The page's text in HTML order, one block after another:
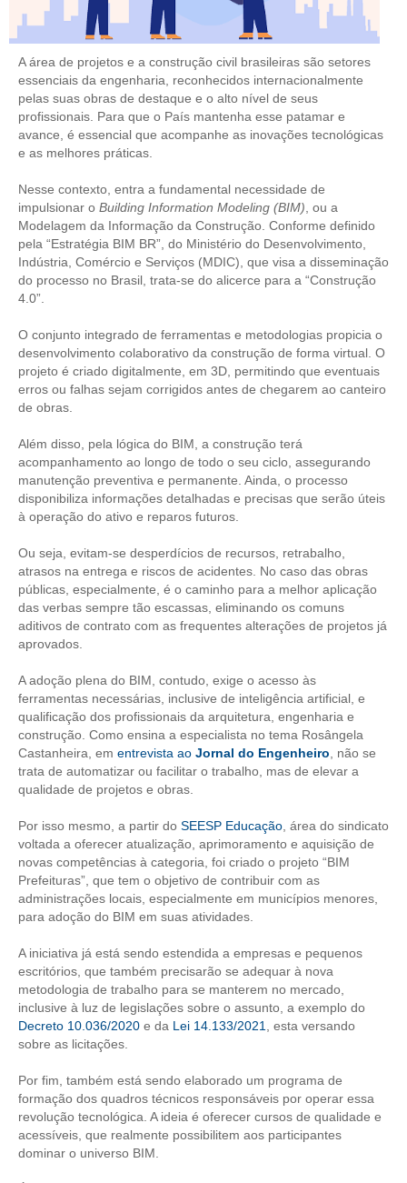
CONTRIBUIÇÃO ASSISTENCIAL
CONTRIBUIÇÃO ASSOCIATIVA OU ANUIDADE DE SÓCIO
CONTRIBUIÇÃO SINDICAL URBANA
REVISÃO DE APOSENTADORIA
FGTS CORREÇÃO
LEGISLAÇÃO
LEI 4.950-A/1966 – PISO SALARIAL
LEI 5.194/1966 – REGULAMENTAÇÃO DA PROFISSÃO
LEI 6.496/1977 – ART
RES 1.002/2002 – CÓDIGO DE ÉTICA
HOMOLOGAÇÕES
PISO SALARIAL
FIQUE POR DENTRO
OPORTUNIDADES
APRESENTAÇÃO
EMPREGO E ESTÁGIO
AUTÔNOMOS E SERVIÇOS
NEWSLETTER
GUIA DAS ENGENHARIAS
CURSOS
ENGENHEIRO EMPREENDEDOR
SEESP EDUCAÇÃO
PLATAFORMAS GRATUITAS
BENEFÍCIOS
APOSENTADORIA
PLANO DE SAÚDE
SEESPPREV
A área de projetos e a construção civil brasileiras são setores
essenciais da engenharia, reconhecidos internacionalmente
pelas suas obras de destaque e o alto nível de seus
profissionais. Para que o País mantenha esse patamar e
avance, é essencial que acompanhe as inovações tecnológicas
e as melhores práticas.
Nesse contexto, entra a fundamental necessidade de
impulsionar o Building Information Modeling (BIM) , ou a
Modelagem da Informação da Construção. Conforme definido
pela “Estratégia BIM BR”, do Ministério do Desenvolvimento,
Indústria, Comércio e Serviços (MDIC), que visa a disseminação
do processo no Brasil, trata-se do alicerce para a “Construção
4.0”.
O conjunto integrado de ferramentas e metodologias propicia o
desenvolvimento colaborativo da construção de forma virtual. O
projeto é criado digitalmente, em 3D, permitindo que eventuais
erros ou falhas sejam corrigidos antes de chegarem ao canteiro
de obras.
Além disso, pela lógica do BIM, a construção terá
acompanhamento ao longo de todo o seu ciclo, assegurando
manutenção preventiva e permanente. Ainda, o processo
disponibiliza informações detalhadas e precisas que serão úteis
à operação do ativo e reparos futuros.
Ou seja, evitam-se desperdícios de recursos, retrabalho,
atrasos na entrega e riscos de acidentes. No caso das obras
públicas, especialmente, é o caminho para a melhor aplicação
das verbas sempre tão escassas, eliminando os comuns
aditivos de contrato com as frequentes alterações de projetos já
aprovados.
A adoção plena do BIM, contudo, exige o acesso às
ferramentas necessárias, inclusive de inteligência artificial, e
qualificação dos profissionais da arquitetura, engenharia e
construção. Como ensina a especialista no tema Rosângela
Castanheira, em entrevista ao Jornal do Engenheiro , não se
trata de automatizar ou facilitar o trabalho, mas de elevar a
qualidade de projetos e obras.
Por isso mesmo, a partir do SEESP Educação , área do sindicato
voltada a oferecer atualização, aprimoramento e aquisição de
novas competências à categoria, foi criado o projeto “BIM
Prefeituras”, que tem o objetivo de contribuir com as
administrações locais, especialmente em municípios menores,
para adoção do BIM em suas atividades.
A iniciativa já está sendo estendida a empresas e pequenos
escritórios, que também precisarão se adequar à nova
metodologia de trabalho para se manterem no mercado,
inclusive à luz de legislações sobre o assunto, a exemplo do
Decreto 10.036/2020 e da Lei 14.133/2021
, esta versando
sobre as licitações.
Por fim, também está sendo elaborado um programa de
formação dos quadros técnicos responsáveis por operar essa
revolução tecnológica. A ideia é oferecer cursos de qualidade e
acessíveis, que realmente possibilitem aos participantes
dominar o universo BIM.